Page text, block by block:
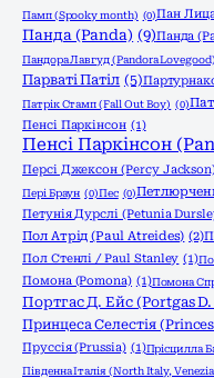
Памп (Spooky month) (0)Пан
Панда (Panda) (9)Панда
Пандора Лавгуд (Pandora Lovegood)
Парваті Патіл (5)
Патрік Стамп (Fall Out Boy) (0)
Пенсі Паркінсон (1)
Пенсі Паркінсон
Персі Джексон (Percy
Пері Браун (0)Пес (0)
Петунія Дурслі (Petunia
Пол Атрід (Paul Atreides) (2)
Пол Стенлі / Paul Stanley (1)
Помона (Pomona) (1)Помона
Портгас Д. Ейс (Portgas D.
Принцеса Селестія
Пруссія (Prussia) (1)Прісцилла
Південна Італія (North Italy,